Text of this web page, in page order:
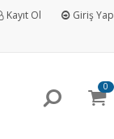
Kayıt Ol Giriş Yap
0